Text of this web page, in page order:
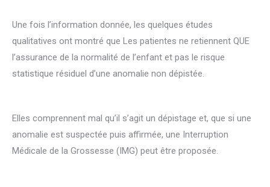
Une fois l’information donnée, les quelques études
qualitatives ont montré que Les patientes ne retiennent QUE
l’assurance de la normalité de l’enfant et pas le risque
statistique résiduel d’une anomalie non dépistée.
Elles comprennent mal qu’il s’agit un dépistage et, que si une
anomalie est suspectée puis affirmée, une Interruption
Médicale de la Grossesse (IMG) peut être proposée.